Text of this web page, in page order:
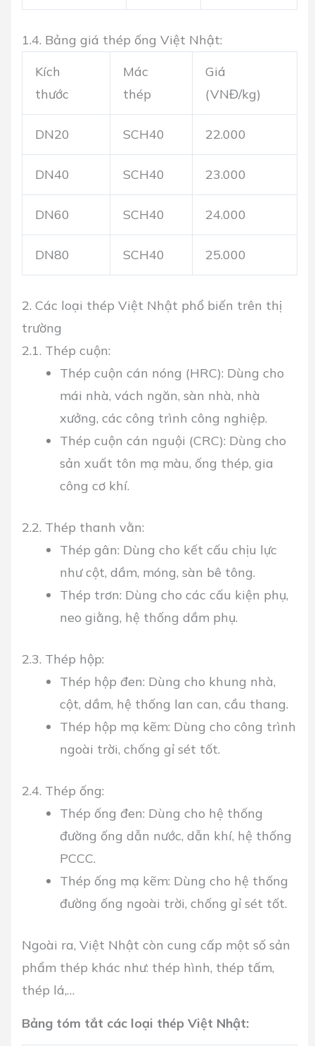
1.4. Bảng giá thép ống Việt Nhật:
Kích
thước
Mác
thép
Giá
(VNĐ/kg)
DN20 SCH40 22.000
DN40 SCH40 23.000
DN60 SCH40 24.000
DN80 SCH40 25.000
2. Các loại thép Việt Nhật phổ biến trên thị
trường
2.1. Thép cuộn:
Thép cuộn cán nóng (HRC): Dùng cho
mái nhà, vách ngăn, sàn nhà, nhà
xưởng, các công trình công nghiệp.
Thép cuộn cán nguội (CRC): Dùng cho
sản xuất tôn mạ màu, ống thép, gia
công cơ khí.
2.2. Thép thanh vằn:
Thép gân: Dùng cho kết cấu chịu lực
như cột, dầm, móng, sàn bê tông.
Thép trơn: Dùng cho các cấu kiện phụ,
neo giằng, hệ thống dầm phụ.
2.3. Thép hộp:
Thép hộp đen: Dùng cho khung nhà,
cột, dầm, hệ thống lan can, cầu thang.
Thép hộp mạ kẽm: Dùng cho công trình
ngoài trời, chống gỉ sét tốt.
2.4. Thép ống:
Thép ống đen: Dùng cho hệ thống
đường ống dẫn nước, dẫn khí, hệ thống
PCCC.
Thép ống mạ kẽm: Dùng cho hệ thống
đường ống ngoài trời, chống gỉ sét tốt.
Ngoài ra, Việt Nhật còn cung cấp một số sản
phẩm thép khác như: thép hình, thép tấm,
thép lá,…
Bảng tóm tắt các loại thép Việt Nhật: